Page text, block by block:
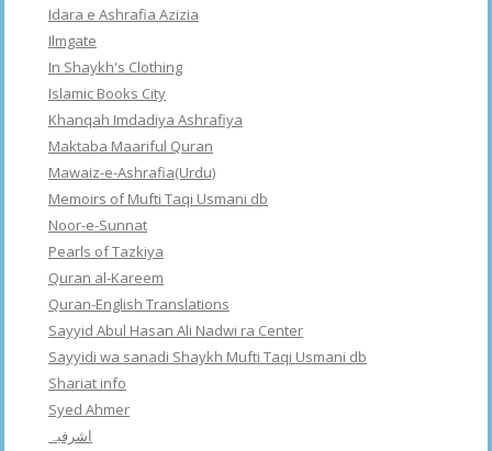
Idara e Ashrafia Azizia
Ilmgate
In Shaykh's Clothing
Islamic Books City
Khanqah Imdadiya Ashrafiya
Maktaba Maariful Quran
Mawaiz-e-Ashrafia(Urdu)
Memoirs of Mufti Taqi Usmani db
Noor-e-Sunnat
Pearls of Tazkiya
Quran al-Kareem
Quran-English Translations
Sayyid Abul Hasan Ali Nadwi ra Center
Sayyidi wa sanadi Shaykh Mufti Taqi Usmani db
Shariat info
Syed Ahmer
اشرفبہ